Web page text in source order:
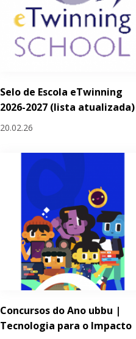
Selo de Escola eTwinning
2026-2027 (lista atualizada)
20.02.26
Concursos do Ano ubbu |
Tecnologia para o Impacto